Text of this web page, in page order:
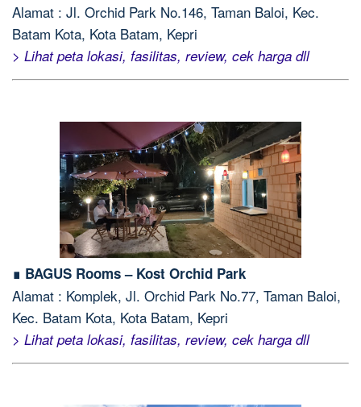
Alamat : Jl. Orchid Park No.146, Taman Baloi, Kec.
Batam Kota, Kota Batam, Kepri
> Lihat peta lokasi, fasilitas, review, cek harga dll
∎ BAGUS Rooms – Kost Orchid Park
Alamat : Komplek, Jl. Orchid Park No.77, Taman Baloi,
Kec. Batam Kota, Kota Batam, Kepri
> Lihat peta lokasi, fasilitas, review, cek harga dll